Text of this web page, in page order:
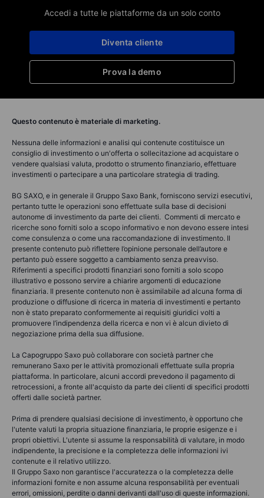
Accedi a tutte le piattaforme da un solo conto
Prova la demo
Diventa cliente
Questo contenuto è materiale di marketing.
Nessuna delle informazioni e analisi qui contenute costituisce un
consiglio di investimento o un'offerta o sollecitazione ad acquistare o
vendere qualsiasi valuta, prodotto o strumento finanziario, effettuare
investimenti o partecipare a una particolare strategia di trading.
BG SAXO, e in generale il Gruppo Saxo Bank, forniscono servizi esecutivi,
pertanto tutte le operazioni sono effettuate sulla base di decisioni
autonome di investimento da parte dei clienti. Commenti di mercato e
ricerche sono forniti solo a scopo informativo e non devono essere intesi
come consulenza o come una raccomandazione di investimento. Il
presente contenuto può riflettere l’opinione personale dell’autore e
pertanto può essere soggetto a cambiamento senza preavviso.
Riferimenti a specifici prodotti finanziari sono forniti a solo scopo
illustrativo e possono servire a chiarire argomenti di educazione
finanziaria. Il presente contenuto non è assimilabile ad alcuna forma di
produzione o diffusione di ricerca in materia di investimenti e pertanto
non è stato preparato conformemente ai requisiti giuridici volti a
promuovere l’indipendenza della ricerca e non vi è alcun divieto di
negoziazione prima della sua diffusione.
La Capogruppo Saxo può collaborare con società partner che
remunerano Saxo per le attività promozionali effettuate sulla propria
piattaforma. In particolare, alcuni accordi prevedono il pagamento di
retrocessioni, a fronte all'acquisto da parte dei clienti di specifici prodotti
offerti dalle società partner.
Prima di prendere qualsiasi decisione di investimento, è opportuno che
l'utente valuti la propria situazione finanziaria, le proprie esigenze e i
propri obiettivi. L'utente si assume la responsabilità di valutare, in modo
indipendente, la precisione e la completezza delle informazioni ivi
contenute e il relativo utilizzo.
Il Gruppo Saxo non garantisce l'accuratezza o la completezza delle
informazioni fornite e non assume alcuna responsabilità per eventuali
errori, omissioni, perdite o danni derivanti dall'uso di queste informazioni.